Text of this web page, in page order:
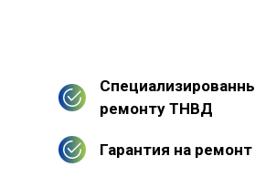
ремонту ТНВД
Гарантия на ремонт